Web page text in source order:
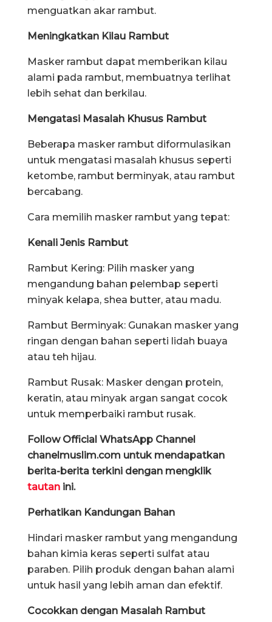
menguatkan akar rambut.
Meningkatkan Kilau Rambut
Masker rambut dapat memberikan kilau
alami pada rambut, membuatnya terlihat
lebih sehat dan berkilau.
Mengatasi Masalah Khusus Rambut
Beberapa masker rambut diformulasikan
untuk mengatasi masalah khusus seperti
ketombe, rambut berminyak, atau rambut
bercabang.
Cara memilih masker rambut yang tepat:
Kenali Jenis Rambut
Rambut Kering: Pilih masker yang
mengandung bahan pelembap seperti
minyak kelapa, shea butter, atau madu.
Rambut Berminyak: Gunakan masker yang
ringan dengan bahan seperti lidah buaya
atau teh hijau.
Rambut Rusak: Masker dengan protein,
keratin, atau minyak argan sangat cocok
untuk memperbaiki rambut rusak.
Follow Official WhatsApp Channel
chanelmuslim.com untuk mendapatkan
berita-berita terkini dengan mengklik
tautan ini.
Perhatikan Kandungan Bahan
Hindari masker rambut yang mengandung
bahan kimia keras seperti sulfat atau
paraben. Pilih produk dengan bahan alami
untuk hasil yang lebih aman dan efektif.
Cocokkan dengan Masalah Rambut